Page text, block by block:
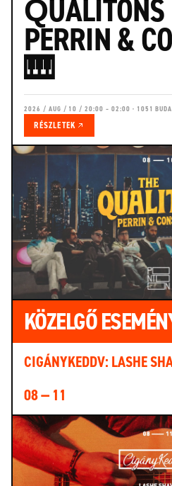
PERRIN &
🎹
2026 / AUG / 10 / 20:00 – 02:00 · 1051
RÉSZLETEK
KÖZELGŐ
CIGÁNYKEDDV: LASHE
08 — 11